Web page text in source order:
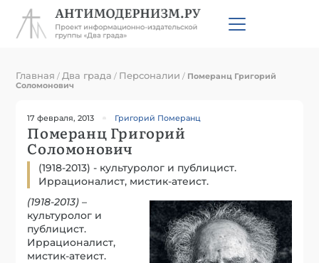
Главная / Два града / Персоналии / Померанц Григорий
Соломонович
17 февраля, 2013 Григорий Померанц
Померанц Григорий
Соломонович
(1918-2013) - культуролог и публицист.
Иррационалист, мистик-атеист.
(1918-2013) –
культуролог и
публицист.
Иррационалист,
мистик-атеист.